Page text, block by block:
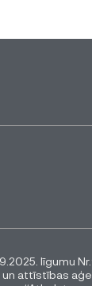
līgumu
un attīstības